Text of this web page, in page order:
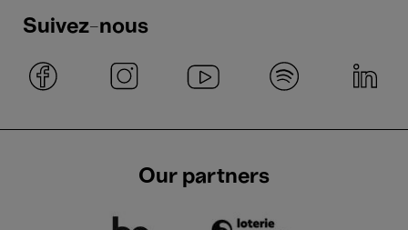
Suivez-nous
Our partners